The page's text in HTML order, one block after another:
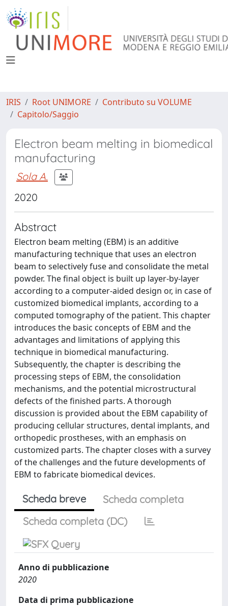
IRIS Root UNIMORE
Contributo su VOLUME
Capitolo/Saggio
Electron beam melting in biomedical
manufacturing
Sola A.
2020
Abstract
Electron beam melting (EBM) is an additive
manufacturing technique that uses an electron
beam to selectively fuse and consolidate the metal
powder. The final object is built up layer-by-layer
according to a computer-aided design or, in case of
customized biomedical implants, according to a
computed tomography of the patient. This chapter
introduces the basic concepts of EBM and the
advantages and limitations of applying this
technique in biomedical manufacturing.
Subsequently, the chapter is describing the
processing steps of EBM, the consolidation
mechanisms, and the potential microstructural
defects of the finished parts. A thorough
discussion is provided about the EBM capability of
producing cellular structures, dental implants, and
orthopedic prostheses, with an emphasis on
customized parts. The chapter closes with a survey
of the challenges and the future developments of
EBM to fabricate biomedical devices.
Scheda breve
Scheda completa
Scheda completa (DC)
Anno di pubblicazione
2020
Data di prima pubblicazione